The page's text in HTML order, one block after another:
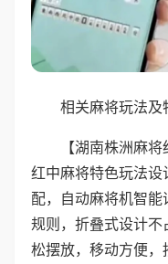
相关麻将玩法及
【湖南株洲麻
红中麻将特色玩法
配，自动麻将机智
规则，折叠式设计
松摆放，移动方便